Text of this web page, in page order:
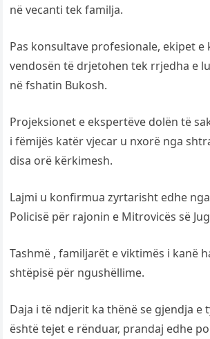
në vecanti tek familja.
Pas konsultave profesionale, ekipet
vendosën të drjetohen tek rrjedha e
në fshatin Bukosh.
Projeksionet e ekspertëve dolën të
i fëmijës katër vjecar u nxorë nga
disa orë kërkimesh.
Lajmi u konfirmua zyrtarisht edhe
Policisë për rajonin e Mitrovicës së
Tashmë , familjarët e viktimës i kanë
shtëpisë për ngushëllime.
Daja i të ndjerit ka thënë se gjendja e
është tejet e rënduar, prandaj edhe